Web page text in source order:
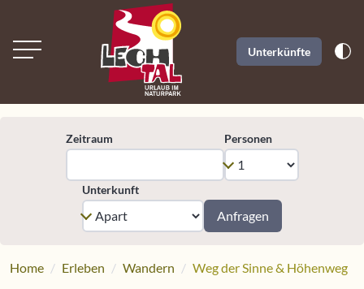
Unterkünfte
Zeitraum Personen
Unterkunft
Anfragen
Home Erleben Wandern Weg der Sinne & Höhenweg